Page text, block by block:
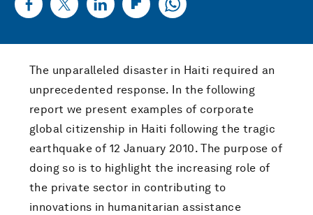
The unparalleled disaster in Haiti required an
unprecedented response. In the following
report we present examples of corporate
global citizenship in Haiti following the tragic
earthquake of 12 January 2010. The purpose of
doing so is to highlight the increasing role of
the private sector in contributing to
innovations in humanitarian assistance